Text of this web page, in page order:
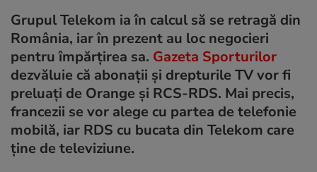
Grupul Telekom ia în calcul să se retragă din
România, iar în prezent au loc negocieri
pentru împărțirea sa. Gazeta Sporturilor
dezvăluie că abonații și drepturile TV vor fi
preluați de Orange și RCS-RDS. Mai precis,
francezii se vor alege cu partea de telefonie
mobilă, iar RDS cu bucata din Telekom care
ține de televiziune.